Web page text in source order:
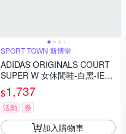
SPORT TOWN 斯博堂
ADIDAS ORIGINALS COURT
SUPER W 女休閒鞋-白黑-IE80
81
$1,737
活動 券
加入購物車